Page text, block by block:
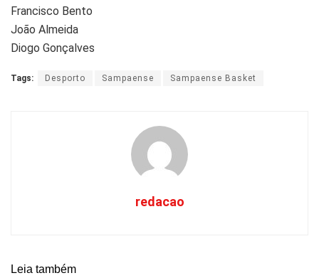
Francisco Bento
João Almeida
Diogo Gonçalves
Tags: Desporto Sampaense Sampaense Basket
redacao
Leia também